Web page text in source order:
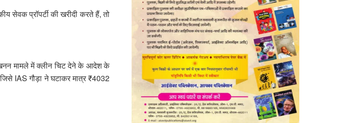
सेवक प्रॉपर्टी की खरीदी करते हैं, तो
खनन मामले में क्लीन चिट देने के आदेश के
IAS गौड़ा ने घटाकर मात्र ₹4032